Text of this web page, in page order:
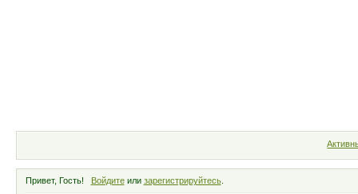
Привет, Гость! Войдитеили зарегистрируйтесь.